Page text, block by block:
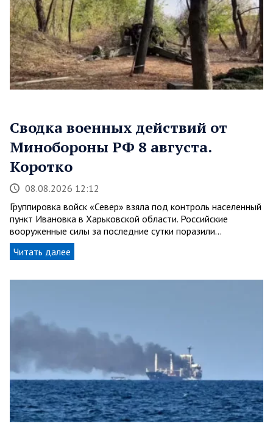
Сводка военных действий от
Минобороны РФ 8 августа.
Коротко
08.08.2026 12:12
Группировка войск «Север» взяла под контроль населенный
пункт Ивановка в Харьковской области. Российские
вооруженные силы за последние сутки поразили…
Читать далее